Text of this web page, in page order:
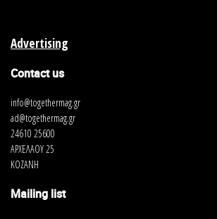
Advertising
Contact us
info@togethermag.gr
ad@togethermag.gr
24610 25600
ΑΡΧΕΛΑΟΥ 25
ΚΟΖΑΝΗ
Mailing list